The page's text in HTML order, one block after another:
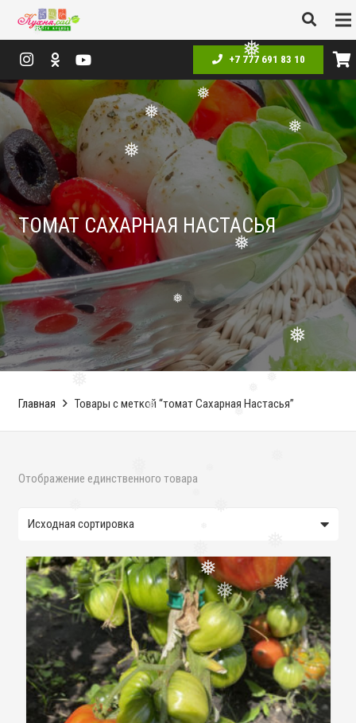
❅
❅
❅
❅
❅ ❅
❅
❅
❅
❅
❅
❅
❅
❅
❅
❅
+7 777 691 83 10
ТОМАТ САХАРНАЯ НАСТАСЬЯ
Главная Товары с меткой “томат Сахарная Настасья”
Отображение единственного товара